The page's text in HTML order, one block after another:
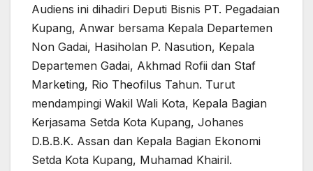
Audiens ini dihadiri Deputi Bisnis PT. Pegadaian
Kupang, Anwar bersama Kepala Departemen
Non Gadai, Hasiholan P. Nasution, Kepala
Departemen Gadai, Akhmad Rofii dan Staf
Marketing, Rio Theofilus Tahun. Turut
mendampingi Wakil Wali Kota, Kepala Bagian
Kerjasama Setda Kota Kupang, Johanes
D.B.B.K. Assan dan Kepala Bagian Ekonomi
Setda Kota Kupang, Muhamad Khairil.